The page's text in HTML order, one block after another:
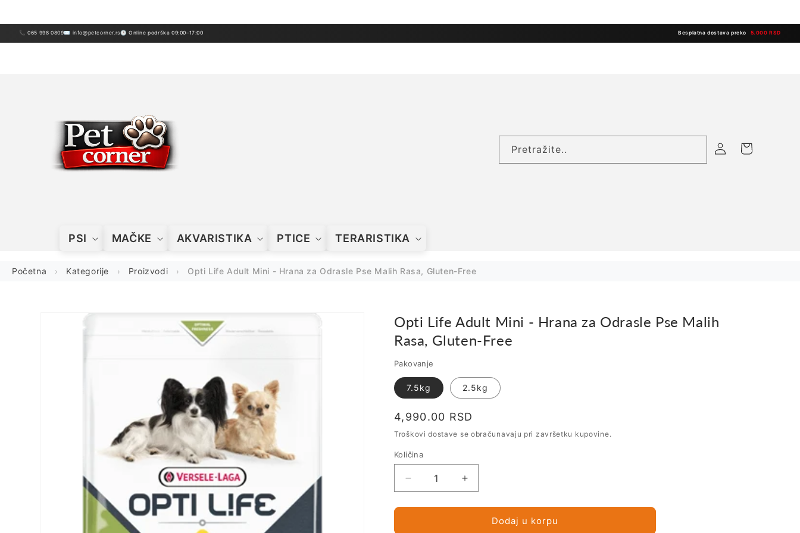
📞 065 998 0809✉ info@petcorner.rs🕒 Online podrška 09:00–17:00 Besplatna dostava preko 5.000 RSD
PSI MAČKE AKVARISTIKA PTICE TERARISTIKA
Pretražite..
Prijavite
Korpa
Početna Kategorije Proizvodi Opti Life Adult Mini - Hrana za Odrasle Pse Malih Rasa, Gluten-Free
Opti Life Adult Mini - Hrana za Odrasle Pse Malih
Rasa, Gluten-Free
Pakovanje
7.5kg 2.5kg
Regularna
cena
4,990.00 RSD
Troškovi dostave se obračunavaju pri završetku kupovine.
Količina
Smanji
količinu
za
Povećaj
količinu
za
Dodaj u korpu